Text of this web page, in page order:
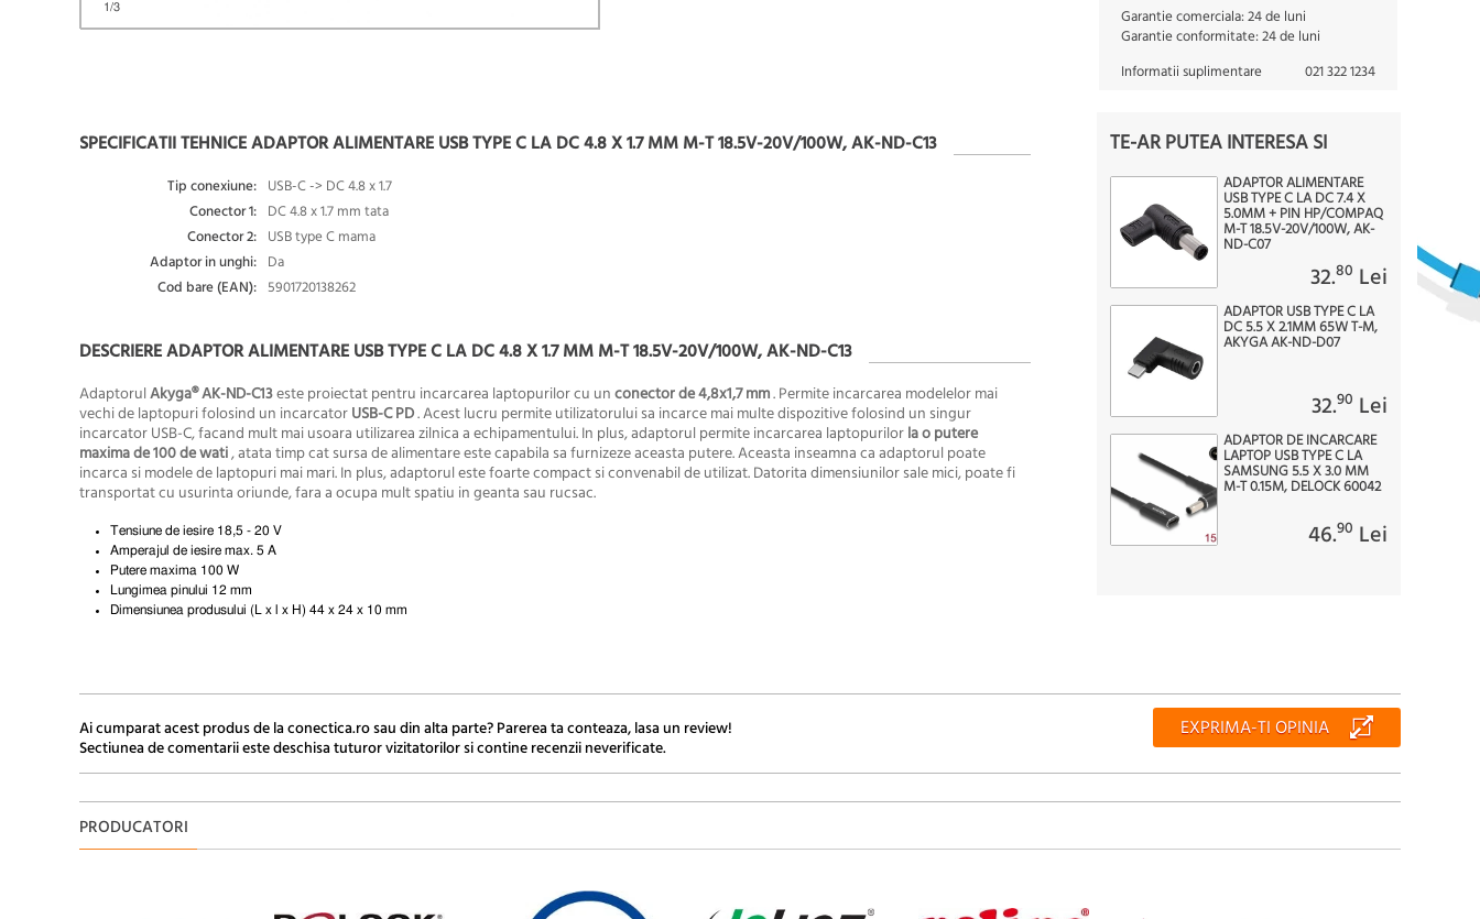
1/3
Garantie comerciala:24 de luni
Garantie conformitate:24 de luni
Informatii suplimentare
021 322 1234
SPECIFICATII TEHNICE ADAPTOR ALIMENTARE USB TYPE C LA DC 4.8 X 1.7 MM M-T 18.5V-20V/100W, AK-ND-C13
Tip conexiune: USB-C -> DC 4.8 x 1.7
Conector 1: DC 4.8 x 1.7 mm tata
Conector 2: USB type C mama
Adaptor in unghi: Da
Cod bare (EAN): 5901720138262
DESCRIERE ADAPTOR ALIMENTARE USB TYPE C LA DC 4.8 X 1.7 MM M-T 18.5V-20V/100W, AK-ND-C13
AdaptorulAkyga® AK-ND-C13este proiectat pentru incarcarea laptopurilor cu unconector de 4,8x1,7 mm. Permite incarcarea modelelor mai
vechi de laptopuri folosind un incarcatorUSB-C PD. Acest lucru permite utilizatorului sa incarce mai multe dispozitive folosind un singur
incarcator USB-C, facand mult mai usoara utilizarea zilnica a echipamentului. In plus, adaptorul permite incarcarea laptopurilorla o putere
maxima de 100 de wati, atata timp cat sursa de alimentare este capabila sa furnizeze aceasta putere. Aceasta inseamna ca adaptorul poate
incarca si modele de laptopuri mai mari. In plus, adaptorul este foarte compact si convenabil de utilizat. Datorita dimensiunilor sale mici, poate fi
transportat cu usurinta oriunde, fara a ocupa mult spatiu in geanta sau rucsac.
Tensiune de iesire 18,5 - 20 V
Amperajul de iesire max. 5 A
Putere maxima 100 W
Lungimea pinului 12 mm
Dimensiunea produsului (L x l x H) 44 x 24 x 10 mm
TE-AR PUTEA INTERESA SI
ADAPTOR ALIMENTARE
USB TYPE C LA DC 7.4 X
5.0MM + PIN HP/COMPAQ
M-T 18.5V-20V/100W, AK-
ND-C07
32.80 Lei
ADAPTOR USB TYPE C LA
DC 5.5 X 2.1MM 65W T-M,
AKYGA AK-ND-D07
32.90 Lei
ADAPTOR DE INCARCARE
LAPTOP USB TYPE C LA
SAMSUNG 5.5 X 3.0 MM
M-T 0.15M, DELOCK 60042
46.90 Lei
Ai cumparat acest produs de la conectica.ro sau din alta parte? Parerea ta conteaza, lasa un review!
Sectiunea de comentarii este deschisa tuturor vizitatorilor si contine recenzii neverificate.
EXPRIMA-TI OPINIA
PRODUCATORI